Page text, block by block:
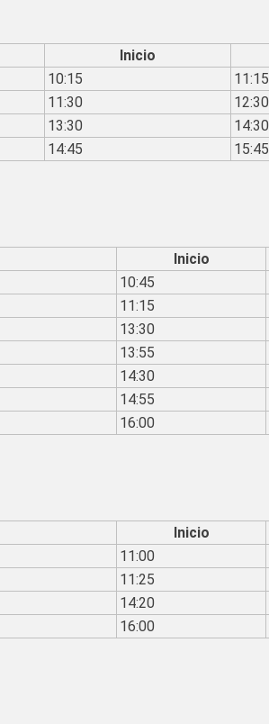
Inicio
10:15
11:15
11:30
12:30
13:30
14:30
14:45 15:45
Inicio
10:45
11:15
13:30
13:55
14:30
14:55
16:00
Inicio
11:00
11:25
14:20
16:00